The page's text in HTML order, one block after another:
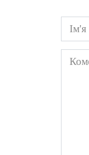
Ім'я
*